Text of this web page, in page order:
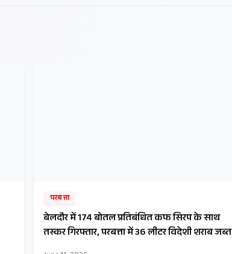
परबत्ता
बेलदौर में 174 बोतल प्रतिबंधित कफ सिरप के साथ
तस्कर गिरफ्तार, परबत्ता में 36 लीटर विदेशी शराब जब्त